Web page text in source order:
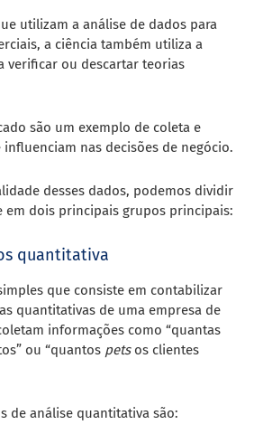
utilizam a análise de dados para
a ciência também utiliza a
verificar ou descartar teorias
são um exemplo de coleta e
nas decisões de negócio.
desses dados, podemos dividir
em dois principais grupos principais:
quantitativa
que consiste em contabilizar
quantitativas de uma empresa de
informações como “quantas
ou “quantos petsos clientes
de análise quantitativa são: